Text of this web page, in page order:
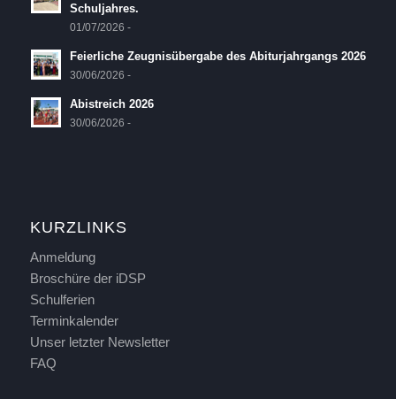
Schuljahres.
01/07/2026 -
Feierliche Zeugnisübergabe des Abiturjahrgangs 2026
30/06/2026 -
Abistreich 2026
30/06/2026 -
KURZLINKS
Anmeldung
Broschüre der iDSP
Schulferien
Terminkalender
Unser letzter Newsletter
FAQ